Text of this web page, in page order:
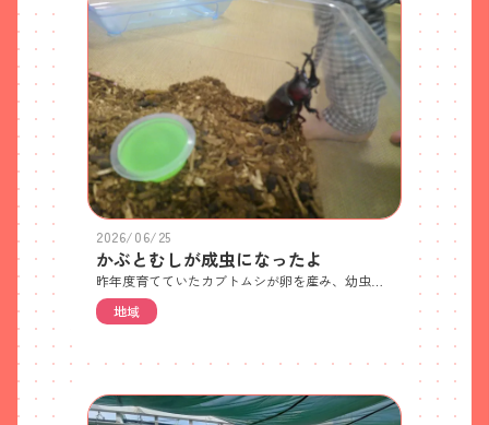
2026/06/25
かぶとむしが成虫になったよ
地域